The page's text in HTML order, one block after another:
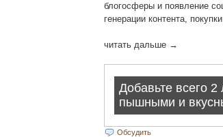
блогосферы и появление
генерации контента,
читать дальше →
Обсудить